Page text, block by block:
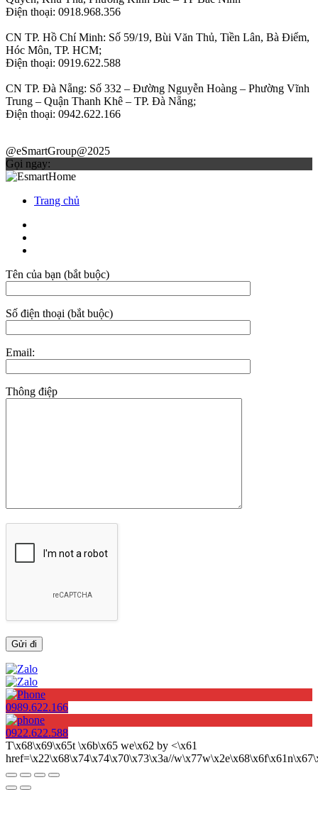
Điện thoại: 0918.968.356
CN TP. Hồ Chí Minh: Số 59/19, Bùi Văn Thủ, Tiền Lân, Bà Điểm,
Hóc Môn, TP. HCM;
Điện thoại: 0919.622.588
CN TP. Đà Nẵng: Số 332 – Đường Nguyễn Hoàng – Phường Vĩnh
Trung – Quận Thanh Khê – TP. Đà Nẵng;
Điện thoại: 0942.622.166
@eSmartGroup@2025
Gọi ngay:
Trang chủ
Tên của bạn (bắt buộc)
Số điện thoại (bắt buộc)
Email:
Thông điệp
0989.622.166
0922.622.588
T\x68\x69\x65t \x6b\x65 we\x62 by <\x61
href=\x22\x68\x74\x74\x70\x73\x3a//